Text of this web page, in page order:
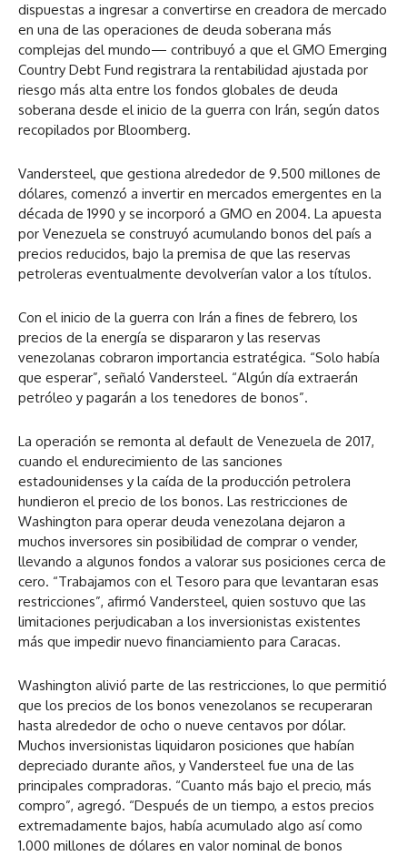
dispuestas a ingresar a convertirse en creadora de mercado
en una de las operaciones de deuda soberana más
complejas del mundo— contribuyó a que el GMO Emerging
Country Debt Fund registrara la rentabilidad ajustada por
riesgo más alta entre los fondos globales de deuda
soberana desde el inicio de la guerra con Irán, según datos
recopilados por Bloomberg.
Vandersteel, que gestiona alrededor de 9.500 millones de
dólares, comenzó a invertir en mercados emergentes en la
década de 1990 y se incorporó a GMO en 2004. La apuesta
por Venezuela se construyó acumulando bonos del país a
precios reducidos, bajo la premisa de que las reservas
petroleras eventualmente devolverían valor a los títulos.
Con el inicio de la guerra con Irán a fines de febrero, los
precios de la energía se dispararon y las reservas
venezolanas cobraron importancia estratégica. “Solo había
que esperar”, señaló Vandersteel. “Algún día extraerán
petróleo y pagarán a los tenedores de bonos”.
La operación se remonta al default de Venezuela de 2017,
cuando el endurecimiento de las sanciones
estadounidenses y la caída de la producción petrolera
hundieron el precio de los bonos. Las restricciones de
Washington para operar deuda venezolana dejaron a
muchos inversores sin posibilidad de comprar o vender,
llevando a algunos fondos a valorar sus posiciones cerca de
cero. “Trabajamos con el Tesoro para que levantaran esas
restricciones”, afirmó Vandersteel, quien sostuvo que las
limitaciones perjudicaban a los inversionistas existentes
más que impedir nuevo financiamiento para Caracas.
Washington alivió parte de las restricciones, lo que permitió
que los precios de los bonos venezolanos se recuperaran
hasta alrededor de ocho o nueve centavos por dólar.
Muchos inversionistas liquidaron posiciones que habían
depreciado durante años, y Vandersteel fue una de las
principales compradoras. “Cuanto más bajo el precio, más
compro”, agregó. “Después de un tiempo, a estos precios
extremadamente bajos, había acumulado algo así como
1.000 millones de dólares en valor nominal de bonos